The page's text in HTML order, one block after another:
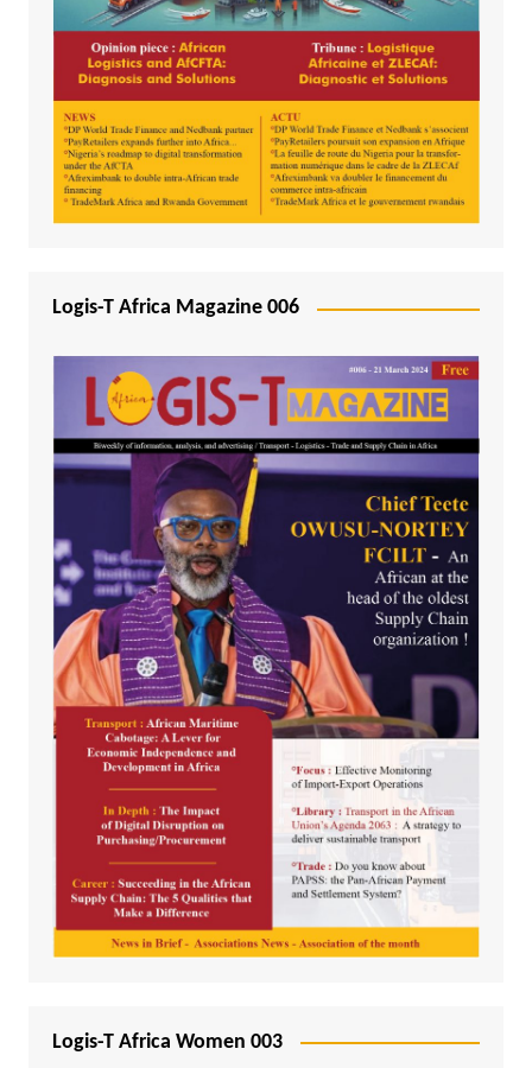
Logis-T Africa Magazine 006
Logis-T Africa Women 003